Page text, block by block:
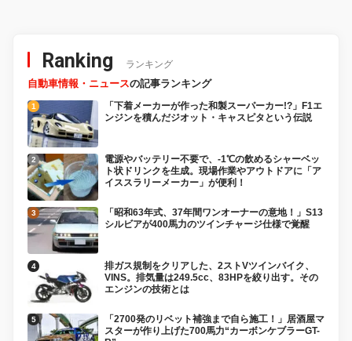
Ranking ランキング
自動車情報・ニュースの記事ランキング
「下着メーカーが作った和製スーパーカー!?」F1エ
ンジンを積んだジオット・キャスピタという伝説
電源やバッテリー不要で、-1℃の飲めるシャーベッ
ト状ドリンクを生成。現場作業やアウトドアに「ア
イススラリーメーカー」が便利！
「昭和63年式、37年間ワンオーナーの意地！」S13
シルビアが400馬力のツインチャージ仕様で覚醒
排ガス規制をクリアした、2ストVツインバイク、
VINS。排気量は249.5cc、83HPを絞り出す。その
エンジンの技術とは
「2700発のリベット補強まで自ら施工！」居酒屋マ
スターが作り上げた700馬力“カーボンケブラーGT-